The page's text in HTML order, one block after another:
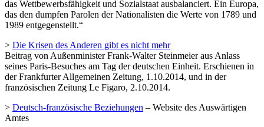
das Wettbewerbsfähigkeit und Sozialstaat ausbalanciert. Ein Europa,
das den dumpfen Parolen der Nationalisten die Werte von 1789 und
1989 entgegenstellt.“
> Die Krisen des Anderen gibt es nicht mehr
Beitrag von Außenminister Frank-Walter Steinmeier aus Anlass
seines Paris-Besuches am Tag der deutschen Einheit. Erschienen in
der Frankfurter Allgemeinen Zeitung, 1.10.2014, und in der
französischen Zeitung Le Figaro, 2.10.2014.
> Deutsch-französische Beziehungen – Website des Auswärtigen
Amtes